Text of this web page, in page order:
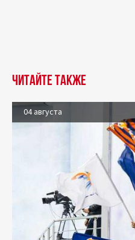
Читайте также
04 августа